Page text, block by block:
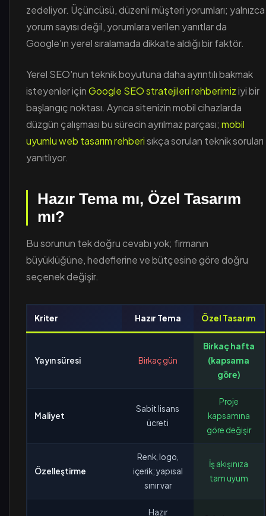
zedeliyor. Üçüncüsü, düzenli müşteri yorumları; yalnızca
yorum sayısı değil, yorumlara verilen yanıtlar da
Google'ın yerel sıralamada dikkate aldığı bir faktör.
Yerel SEO'nun teknik boyutuna daha ayrıntılı bakmak
isteyenler içinGoogle SEO stratejileri rehberimiziyi bir
başlangıç noktası. Ayrıca sitenizin mobil cihazlarda
düzgün çalışması bu sürecin ayrılmaz parçası; mobil
uyumlu web tasarım rehberisıkça sorulan teknik soruları
yanıtlıyor.
Hazır Tema mı, Özel Tasarım
mı?
Bu sorunun tek doğru cevabı yok; firmanın
büyüklüğüne, hedeflerine ve bütçesine göre doğru
seçenek değişir.
Kriter Hazır Tema Özel Tasarım
Yayın süresi Birkaç gün
Birkaç hafta
(kapsama
göre)
Maliyet
Sabit lisans
ücreti
Proje
kapsamına
göre değişir
Özelleştirme
Renk, logo,
içerik; yapısal
sınır var
İş akışınıza
tam uyum
Hazır